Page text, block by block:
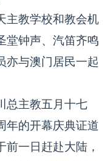
教学校和教会机
堂钟声、汽笛齐鸣
亦与澳门居民一起
主教五月十七
年的开幕庆典证道
一日赶赴大陆，